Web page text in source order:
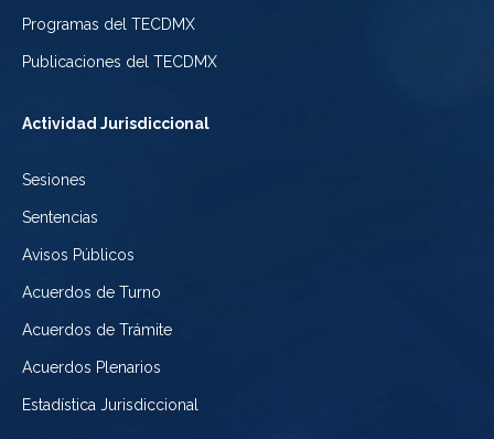
Programas del TECDMX
Publicaciones del TECDMX
Actividad Jurisdiccional
Sesiones
Sentencias
Avisos Públicos
Acuerdos de Turno
Acuerdos de Trámite
Acuerdos Plenarios
Estadística Jurisdiccional